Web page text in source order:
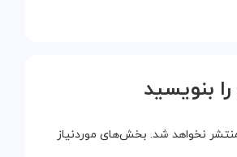
بنویسید
نخواهد شد. بخش‌های موردنیاز